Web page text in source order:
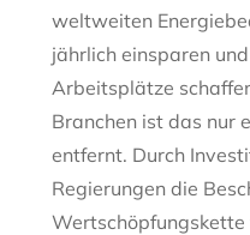
weltweiten
jährlich einsparen
Arbeitsplätze
Branchen ist das nur
entfernt. Durch
Regierungen die